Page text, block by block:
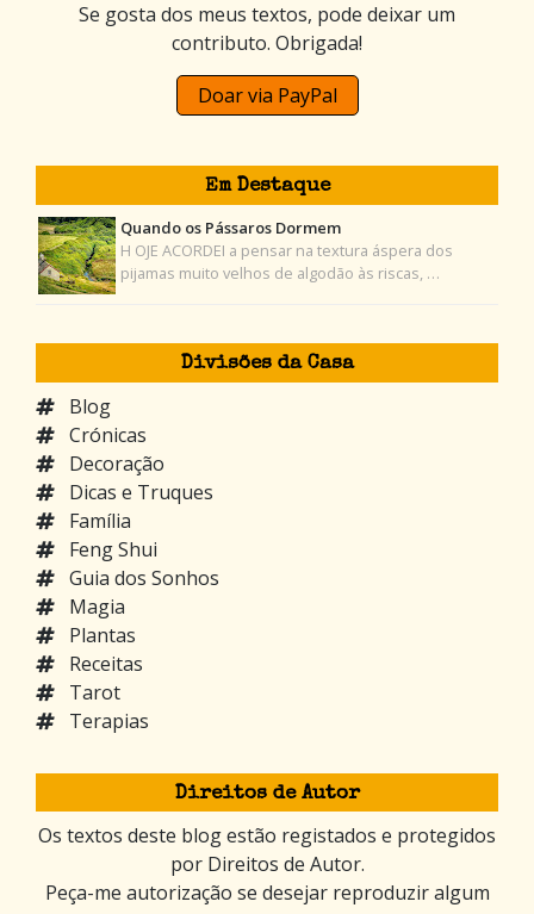
Se gosta dos meus textos, pode deixar um
contributo. Obrigada!
Doar via PayPal
Em Destaque
Quando os Pássaros Dormem
H OJE ACORDEI a pensar na textura áspera dos
pijamas muito velhos de algodão às riscas, …
Divisões da Casa
Blog
Crónicas
Decoração
Dicas e Truques
Família
Feng Shui
Guia dos Sonhos
Magia
Plantas
Receitas
Tarot
Terapias
Direitos de Autor
Os textos deste blog estão registados e protegidos
por Direitos de Autor.
Peça-me autorização se desejar reproduzir algum